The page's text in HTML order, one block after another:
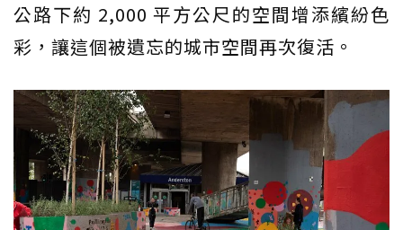
公路下約 2,000 平方公尺的空間增添繽紛色
彩，讓這個被遺忘的城市空間再次復活。